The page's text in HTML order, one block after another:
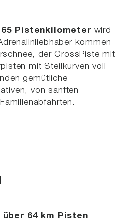
65 Pistenkilometer wird
kommen
der CrossPiste mit
mit Steilkurven voll
gemütliche
von sanften
über 64 km Pisten